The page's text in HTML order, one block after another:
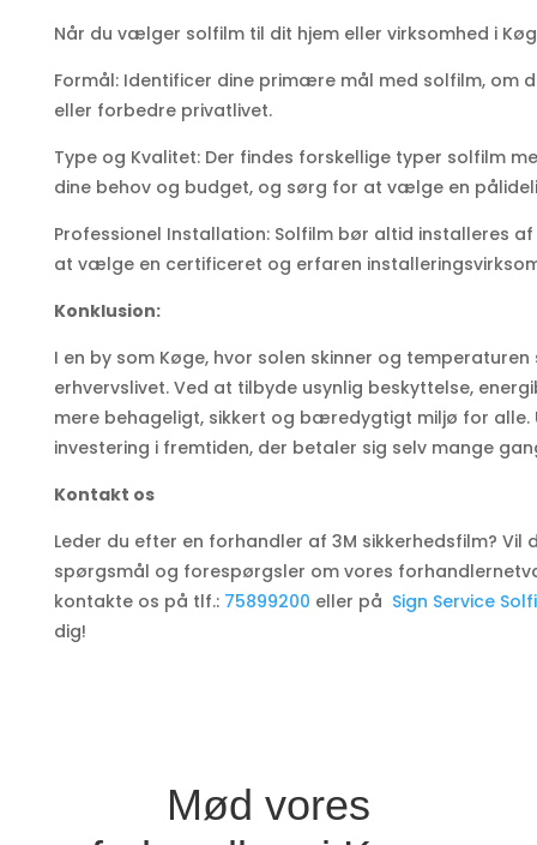
Når du vælger solfilm til dit hjem eller virksomhed i
Formål: Identificer dine primære mål med solfilm,
eller forbedre privatlivet.
Type og Kvalitet: Der findes forskellige typer solfilm
dine behov og budget, og sørg for at vælge en
Professionel Installation: Solfilm bør altid installeres
at vælge en certificeret og erfaren
Konklusion:
I en by som Køge, hvor solen skinner og
erhvervslivet. Ved at tilbyde usynlig beskyttelse,
mere behageligt, sikkert og bæredygtigt miljø for alle.
investering i fremtiden, der betaler sig selv mange
Kontakt os
Leder du efter en forhandler af 3M sikkerhedsfilm?
spørgsmål og forespørgsler om vores
kontakte os på tlf.: 75899200 eller på Sign Service
dig!
Mød vores